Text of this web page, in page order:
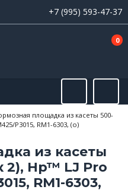
+7 (995) 593-47-37
0
площадка из касеты 500-
P3015, RM1-6303, (о)
из касеты
2), Hp™ LJ Pro
RM1-6303,